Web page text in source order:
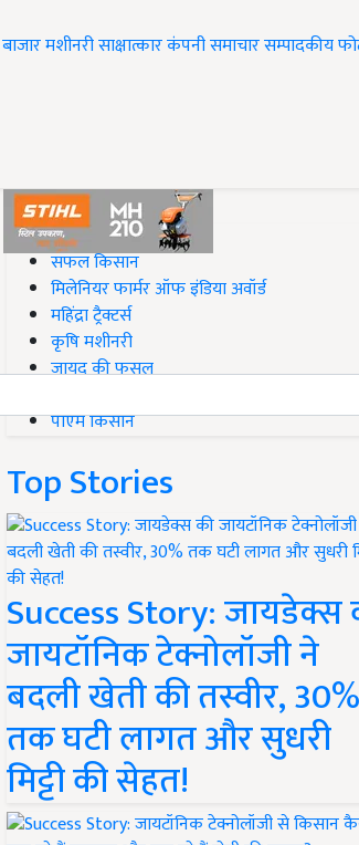
बाजारमशीनरीसाक्षात्कारकंपनी समाचारसम्पादकीय
#Top on Krishi Jagran
सफल किसान
मिलेनियर फार्मर ऑफ इंडिया अवॉर्ड
महिंद्रा ट्रैक्टर्स
कृषि मशीनरी
जायद की फसल
पीएम किसान
Top Stories
Success Story: जायडेक्स
जायटॉनिक टेक्नोलॉजी ने
बदली खेती की तस्वीर, 30%
तक घटी लागत और सुधरी
मिट्टी की सेहत!